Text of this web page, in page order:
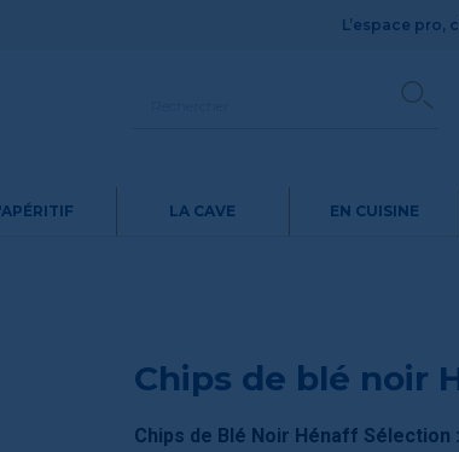
L’espace pro,
LA CAVE EN CUISINE
Chips de blé noir
Chips de Blé Noir Hénaff